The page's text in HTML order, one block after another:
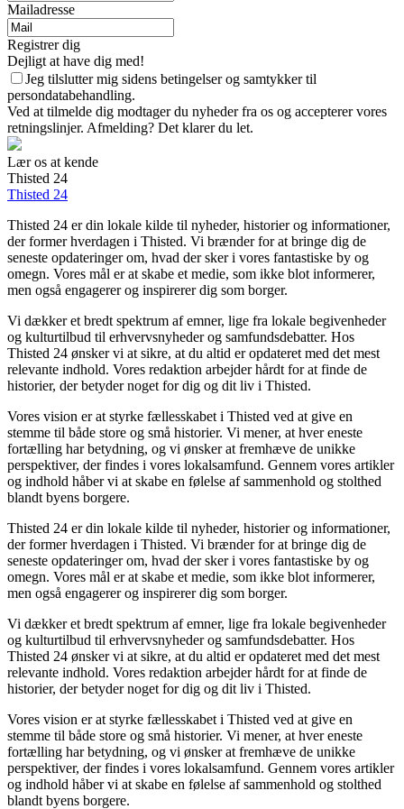
Mailadresse
Registrer dig
Dejligt at have dig med!
Jeg tilslutter mig sidens betingelser og samtykker til
persondatabehandling.
Ved at tilmelde dig modtager du nyheder fra os og accepterer vores
retningslinjer. Afmelding? Det klarer du let.
Lær os at kende
Thisted 24
Thisted 24
Thisted 24 er din lokale kilde til nyheder, historier og informationer,
der former hverdagen i Thisted. Vi brænder for at bringe dig de
seneste opdateringer om, hvad der sker i vores fantastiske by og
omegn. Vores mål er at skabe et medie, som ikke blot informerer,
men også engagerer og inspirerer dig som borger.
Vi dækker et bredt spektrum af emner, lige fra lokale begivenheder
og kulturtilbud til erhvervsnyheder og samfundsdebatter. Hos
Thisted 24 ønsker vi at sikre, at du altid er opdateret med det mest
relevante indhold. Vores redaktion arbejder hårdt for at finde de
historier, der betyder noget for dig og dit liv i Thisted.
Vores vision er at styrke fællesskabet i Thisted ved at give en
stemme til både store og små historier. Vi mener, at hver eneste
fortælling har betydning, og vi ønsker at fremhæve de unikke
perspektiver, der findes i vores lokalsamfund. Gennem vores artikler
og indhold håber vi at skabe en følelse af sammenhold og stolthed
blandt byens borgere.
Thisted 24 er din lokale kilde til nyheder, historier og informationer,
der former hverdagen i Thisted. Vi brænder for at bringe dig de
seneste opdateringer om, hvad der sker i vores fantastiske by og
omegn. Vores mål er at skabe et medie, som ikke blot informerer,
men også engagerer og inspirerer dig som borger.
Vi dækker et bredt spektrum af emner, lige fra lokale begivenheder
og kulturtilbud til erhvervsnyheder og samfundsdebatter. Hos
Thisted 24 ønsker vi at sikre, at du altid er opdateret med det mest
relevante indhold. Vores redaktion arbejder hårdt for at finde de
historier, der betyder noget for dig og dit liv i Thisted.
Vores vision er at styrke fællesskabet i Thisted ved at give en
stemme til både store og små historier. Vi mener, at hver eneste
fortælling har betydning, og vi ønsker at fremhæve de unikke
perspektiver, der findes i vores lokalsamfund. Gennem vores artikler
og indhold håber vi at skabe en følelse af sammenhold og stolthed
blandt byens borgere.